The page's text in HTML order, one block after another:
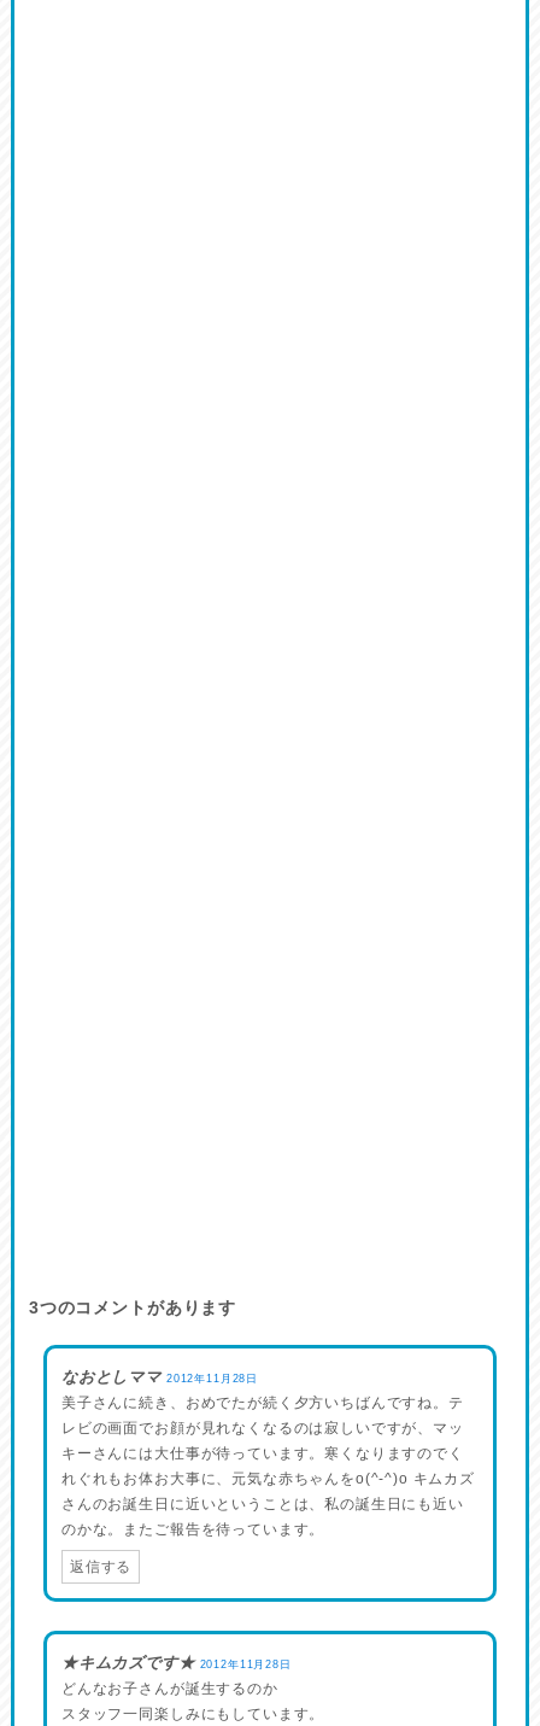
3つのコメントがあります
なおとしママ 2012年11月28日
美子さんに続き、おめでたが続く夕方いちばんですね。テ
レビの画面でお顔が見れなくなるのは寂しいですが、マッ
キーさんには大仕事が待っています。寒くなりますのでく
れぐれもお体お大事に、元気な赤ちゃんをo(^-^)o キムカズ
さんのお誕生日に近いということは、私の誕生日にも近い
のかな。またご報告を待っています。
返信する
★キムカズです★ 2012年11月28日
どんなお子さんが誕生するのか
スタッフ一同楽しみにもしています。